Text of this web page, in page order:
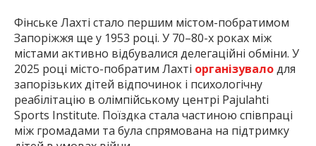
Фінське Лахті стало першим містом-побратимом
Запоріжжя ще у 1953 році. У 70–80-х роках між
містами активно відбувалися делегаційні обміни. У
2025 році місто-побратим Лахті організувалодля
запорізьких дітей відпочинок і психологічну
реабілітацію в олімпійському центрі Pajulahti
Sports Institute. Поїздка стала частиною співпраці
між громадами та була спрямована на підтримку